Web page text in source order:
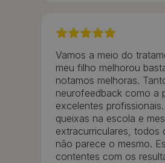
Vamos a meio do
meu filho melhorou
notamos melhoras.
neurofeedback como a
excelentes
queixas na escola e
extracurriculares, todos
não parece o mesmo.
contentes com os